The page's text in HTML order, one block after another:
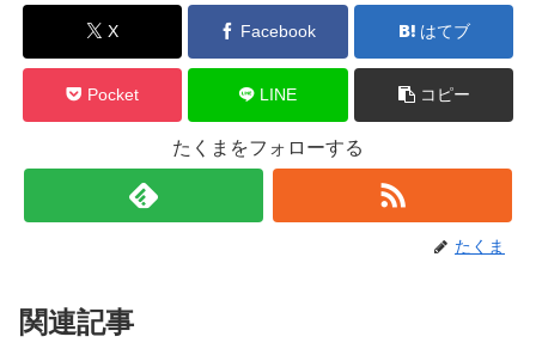
X Facebook はてブ
Pocket LINE コピー
たくまをフォローする
たくま
関連記事